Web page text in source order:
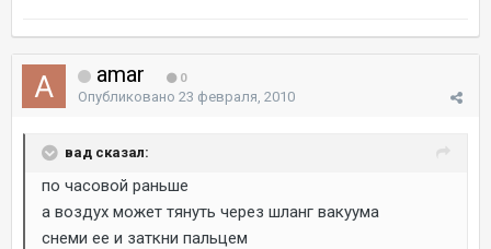
amar 0
Опубликовано 23 февраля, 2010
вад сказал:
по часовой раньше
а воздух может тянуть через шланг вакуума
снеми ее и заткни пальцем